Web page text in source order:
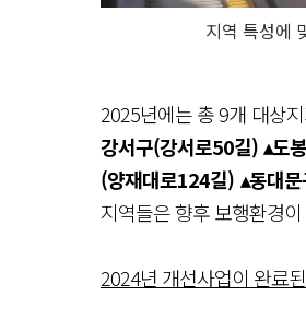
지역 특성에
2025년에는 총 9개 대상
강서구(강서로50길) ▴도
(양재대로124길) ▴동대
지역들은 향후 보행환경
2024년 개선사업이 완료